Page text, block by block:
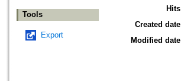
Tools
Export
Hits
Created date
Modified date